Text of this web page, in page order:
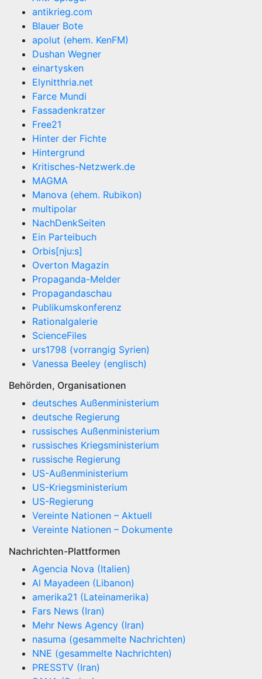
antikrieg.com
Blauer Bote
apolut (ehem. KenFM)
Dushan Wegner
einartysken
Elynitthria.net
Farce Mundi
Fassadenkratzer
Free21
Hinter der Fichte
Hintergrund
Kritisches-Netzwerk.de
MAGMA
Manova (ehem. Rubikon)
multipolar
NachDenkSeiten
Ein Parteibuch
Orbis[nju:s]
Overton Magazin
Propaganda-Melder
Propagandaschau
Publikumskonferenz
Rationalgalerie
ScienceFiles
urs1798 (vorrangig Syrien)
Vanessa Beeley (englisch)
Behörden, Organisationen
deutsches Außenministerium
deutsche Regierung
russisches Außenministerium
russisches Kriegsministerium
russische Regierung
US-Außenministerium
US-Kriegsministerium
US-Regierung
Vereinte Nationen – Aktuell
Vereinte Nationen – Dokumente
Nachrichten-Plattformen
Agencia Nova (Italien)
Al Mayadeen (Libanon)
amerika21 (Lateinamerika)
Fars News (Iran)
Mehr News Agency (Iran)
nasuma (gesammelte Nachrichten)
NNE (gesammelte Nachrichten)
PRESSTV (Iran)